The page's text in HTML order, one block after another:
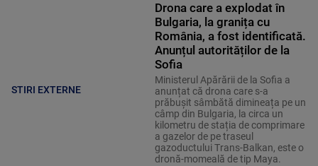
STIRI EXTERNE
Drona care a explodat în
Bulgaria, la granița cu
România, a fost identificată.
Anunțul autorităților de la
Sofia
Ministerul Apărării de la Sofia a
anunțat că drona care s-a
prăbușit sâmbătă dimineața pe un
câmp din Bulgaria, la circa un
kilometru de stația de comprimare
a gazelor de pe traseul
gazoductului Trans-Balkan, este o
dronă-momeală de tip Maya.